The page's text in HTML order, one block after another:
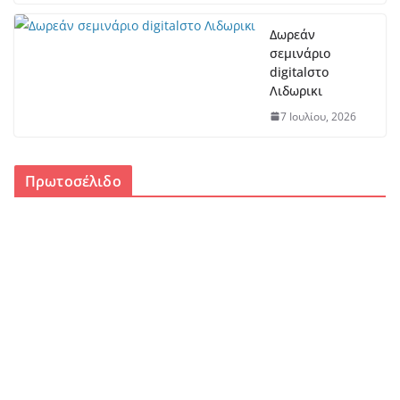
Δωρεάν
σεμινάριο
digitalστο
Λιδωρικι
7 Ιουλίου, 2026
Πρωτοσέλιδο